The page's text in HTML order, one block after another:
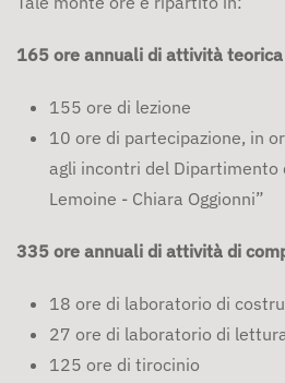
165 ore annuali di attività teorica
155 ore di lezione
10 ore di partecipazione, in
agli incontri del Dipartimento
Lemoine - Chiara Oggionni”
335 ore annuali di attività di
18 ore di laboratorio di
27 ore di laboratorio di
125 ore di tirocinio